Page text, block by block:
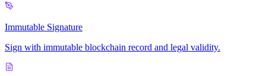
Immutable Signature
Sign with immutable blockchain record and legal validity.